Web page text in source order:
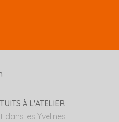
À L'ATELIER
dans les Yvelines